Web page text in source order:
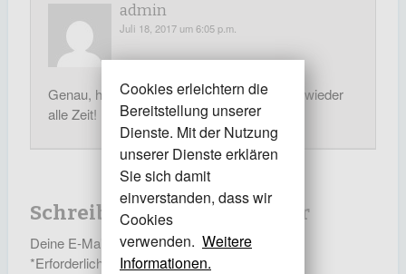
admin
Juli 18, 2017 um 6:05 p.m.
Genau, hoffentlich haben im Sommer 2018 wieder
alle Zeit!
Schreibe einen Kommentar
Deine E-Mail-Adresse wird nicht veröffentlicht.
Erforderliche Felder sind mit
* markiert
Cookies erleichtern die
Bereitstellung unserer
Dienste. Mit der Nutzung
unserer Dienste erklären
Sie sich damit
einverstanden, dass wir
Cookies
verwenden. Weitere
Informationen.